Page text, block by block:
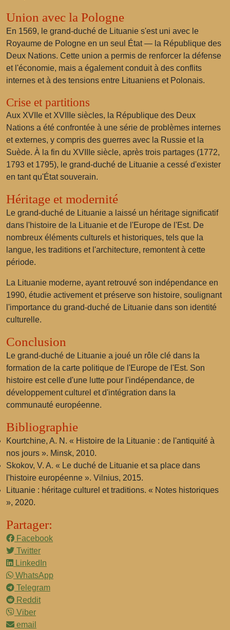
Union avec la Pologne
En 1569, le grand-duché de Lituanie s'est uni avec le
Royaume de Pologne en un seul État — la République des
Deux Nations. Cette union a permis de renforcer la défense
et l'économie, mais a également conduit à des conflits
internes et à des tensions entre Lituaniens et Polonais.
Crise et partitions
Aux XVIIe et XVIIIe siècles, la République des Deux
Nations a été confrontée à une série de problèmes internes
et externes, y compris des guerres avec la Russie et la
Suède. À la fin du XVIIIe siècle, après trois partages (1772,
1793 et 1795), le grand-duché de Lituanie a cessé d'exister
en tant qu'État souverain.
Héritage et modernité
Le grand-duché de Lituanie a laissé un héritage significatif
dans l'histoire de la Lituanie et de l'Europe de l'Est. De
nombreux éléments culturels et historiques, tels que la
langue, les traditions et l'architecture, remontent à cette
période.
La Lituanie moderne, ayant retrouvé son indépendance en
1990, étudie activement et préserve son histoire, soulignant
l'importance du grand-duché de Lituanie dans son identité
culturelle.
Conclusion
Le grand-duché de Lituanie a joué un rôle clé dans la
formation de la carte politique de l'Europe de l'Est. Son
histoire est celle d'une lutte pour l'indépendance, de
développement culturel et d'intégration dans la
communauté européenne.
Bibliographie
Kourtchine, A. N. « Histoire de la Lituanie : de l'antiquité à
nos jours ». Minsk, 2010.
Skokov, V. A. « Le duché de Lituanie et sa place dans
l'histoire européenne ». Vilnius, 2015.
Lituanie : héritage culturel et traditions. « Notes historiques
», 2020.
Partager:
Facebook
Twitter
LinkedIn
WhatsApp
Telegram
Reddit
Viber
email